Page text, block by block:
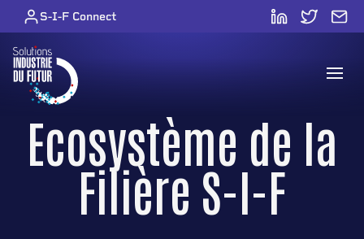
Skip to content
S-I-F Connect
Ecosystème de la
Filière S-I-F